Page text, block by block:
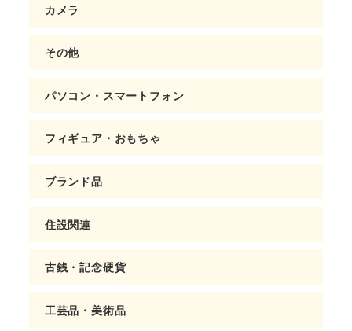
カメラ
その他
パソコン・スマートフォン
フィギュア・おもちゃ
ブランド品
住設関連
古銭・記念硬貨
工芸品・美術品